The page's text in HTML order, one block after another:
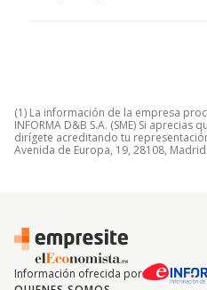
(1) La información de la empresa
INFORMA D&B S.A. (SME) Si
dirígete acreditando tu
Avenida de Europa, 19, 28108, Madrid.
Información ofrecida por